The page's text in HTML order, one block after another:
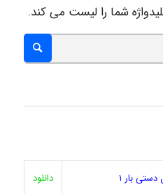
شما را لیست می کند.
بار ۱ دانلود